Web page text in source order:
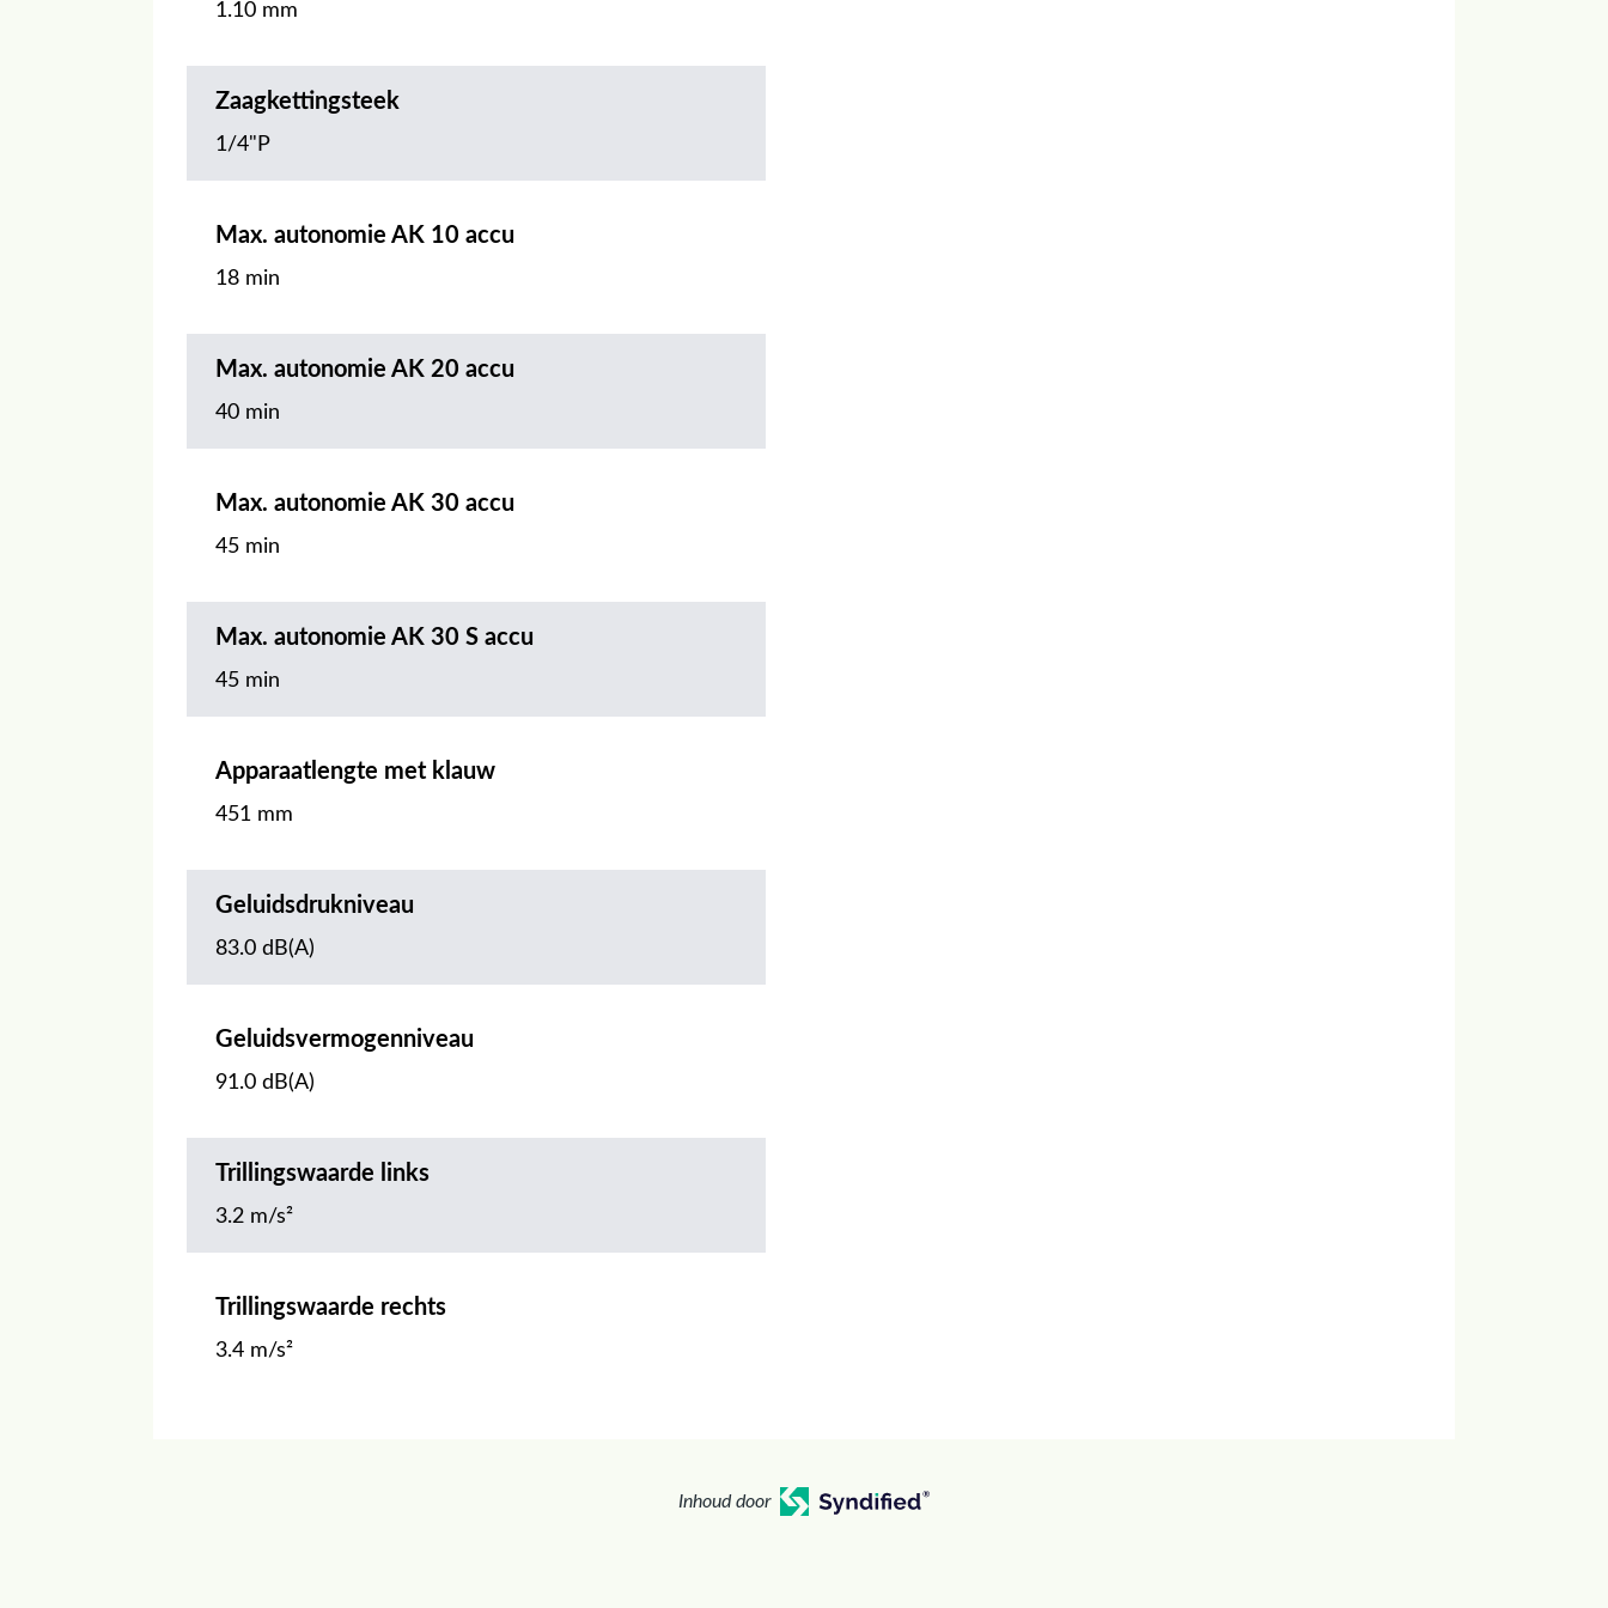
1.10 mm
Zaagkettingsteek
1/4"P
Max. autonomie AK 10 accu
18 min
Max. autonomie AK 20 accu
40 min
Max. autonomie AK 30 accu
45 min
Max. autonomie AK 30 S accu
45 min
Apparaatlengte met klauw
451 mm
Geluidsdrukniveau
83.0 dB(A)
Geluidsvermogenniveau
91.0 dB(A)
Trillingswaarde links
3.2 m/s²
Trillingswaarde rechts
3.4 m/s²
Inhoud door